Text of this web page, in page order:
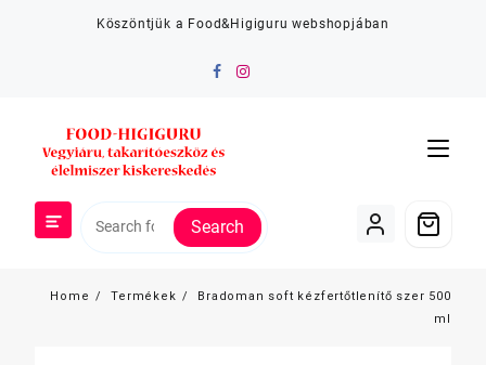
Köszöntjük a Food&Higiguru webshopjában
Search
Home Termékek
Bradoman soft kézfertőtlenítő szer 500
ml